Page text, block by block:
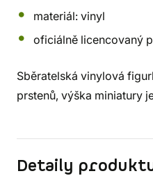
materiál: vinyl
oficiálně licencovaný
Sběratelská vinylová
prstenů, výška miniatury
Detaily